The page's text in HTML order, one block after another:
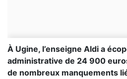
À Ugine, l’enseigne Aldi a
administrative de 24 900
de nombreux manquements